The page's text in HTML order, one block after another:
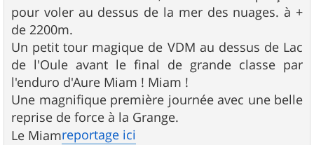
pour voler au dessus de la mer des nuages. à +
de 2200m.
Un petit tour magique de VDM au dessus de Lac
de l'Oule avant le final de grande classe par
l'enduro d'Aure Miam ! Miam !
Une magnifique première journée avec une belle
reprise de force à la Grange.
Le Miamreportage ici